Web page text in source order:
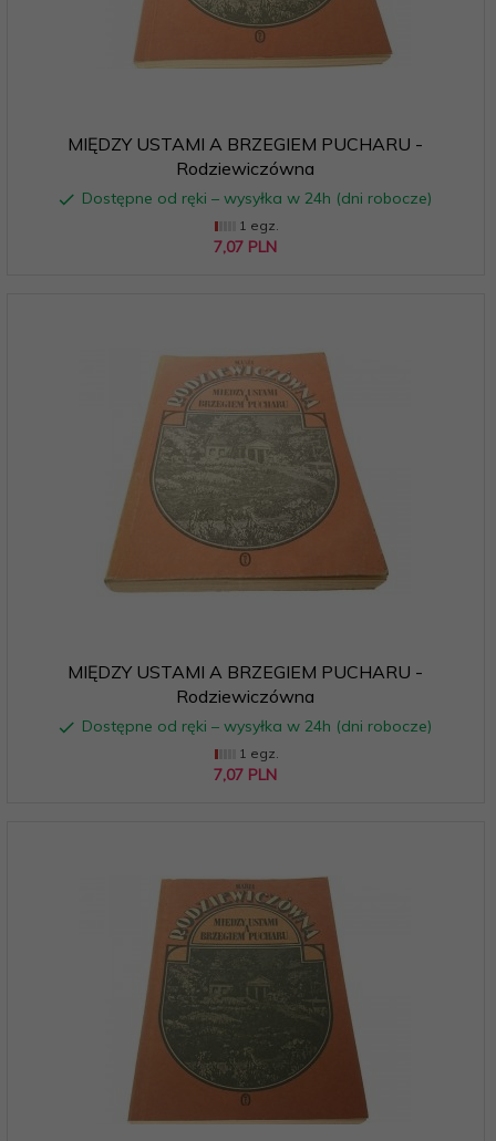
MIĘDZY USTAMI A BRZEGIEM PUCHARU -
Rodziewiczówna
Dostępne od ręki – wysyłka w 24h (dni robocze)
1 egz.
7,07 PLN
MIĘDZY USTAMI A BRZEGIEM PUCHARU -
Rodziewiczówna
Dostępne od ręki – wysyłka w 24h (dni robocze)
1 egz.
7,07 PLN